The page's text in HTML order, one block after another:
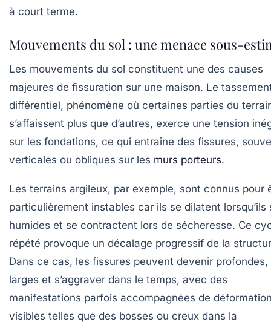
à court terme.
Mouvements du sol : une menace sous-
Les mouvements du sol constituent une des causes
majeures de fissuration sur une maison. Le
différentiel, phénomène où certaines parties du
s’affaissent plus que d’autres, exerce une tension
sur les fondations, ce qui entraîne des fissures,
verticales ou obliques sur les murs porteurs.
Les terrains argileux, par exemple, sont connus pour
particulièrement instables car ils se dilatent lorsqu’ils
humides et se contractent lors de sécheresse. Ce
répété provoque un décalage progressif de la
Dans ce cas, les fissures peuvent devenir profondes,
larges et s’aggraver dans le temps, avec des
manifestations parfois accompagnées de
visibles telles que des bosses ou creux dans la